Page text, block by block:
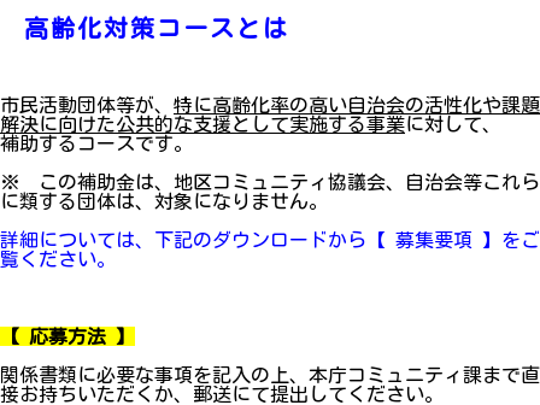
高齢化対策コースとは
市民活動団体等が、 特に高齢化率の高い自治会の活性化や課題
解決に向けた公共的な支援として実施する事業に対して、
補助するコースです。
※ この補助金は、地区コミュニティ協議会、自治会等これら
に類する団体は、対象になりません。
詳細については、下記のダウンロードから【 募集要項 】をご
覧ください。
【 応募方法 】
関係書類に必要な事項を記入の上、本庁コミュニティ課まで直
接お持ちいただくか、郵送にて提出してください。